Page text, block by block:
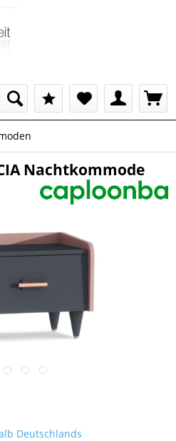
Nachtkommode
Deutschlands